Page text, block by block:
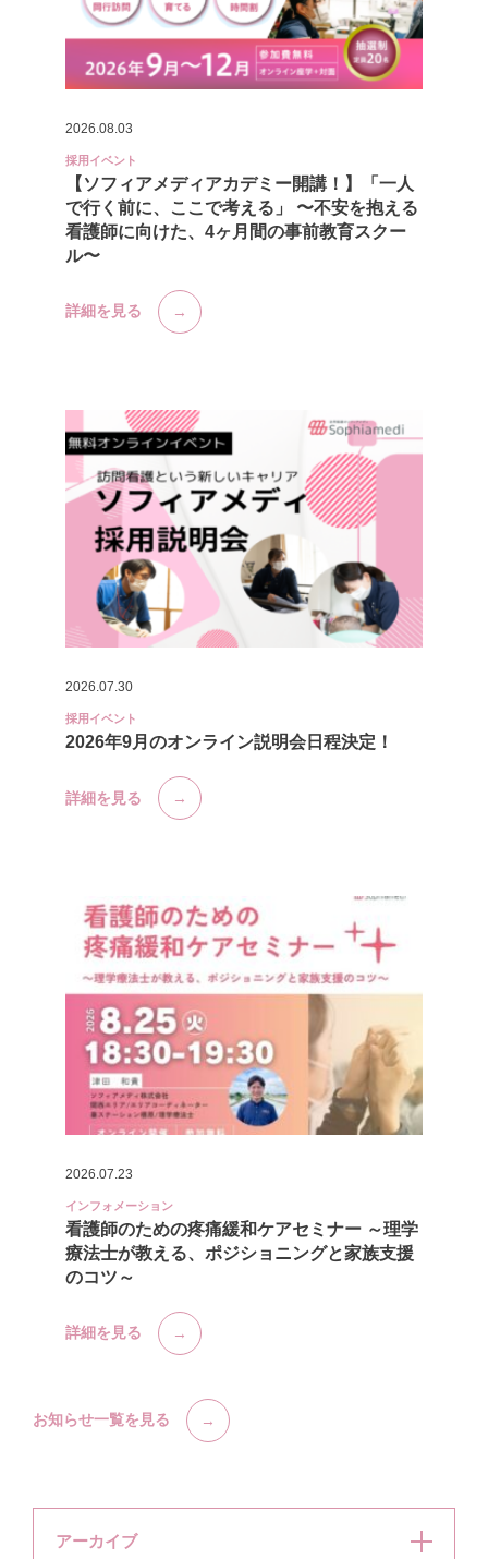
2026.08.03
採用イベント
【ソフィアメディアカデミー開講！】「一人
で行く前に、ここで考える」 〜不安を抱える
看護師に向けた、4ヶ月間の事前教育スクー
ル〜
詳細を見る
2026.07.30
採用イベント
2026年9月のオンライン説明会日程決定！
詳細を見る
2026.07.23
インフォメーション
看護師のための疼痛緩和ケアセミナー ～理学
療法士が教える、ポジショニングと家族支援
のコツ～
詳細を見る
お知らせ一覧を見る
アーカイブ